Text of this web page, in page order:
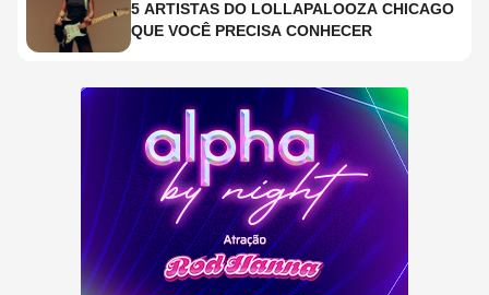
5 ARTISTAS DO LOLLAPALOOZA CHICAGO
QUE VOCÊ PRECISA CONHECER